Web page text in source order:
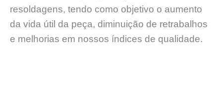
resoldagens, tendo como objetivo o aumento
da vida útil da peça, diminuição de retrabalhos
e melhorias em nossos índices de qualidade.